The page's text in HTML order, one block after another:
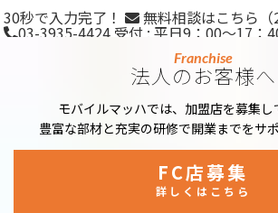
30秒で入力完了！
無料相談はこちら
03-3935-4424 受付 : 平日9：00～17：
Franchise
法人のお客様へ
モバイルマッハでは、加盟店を募集し
豊富な部材と充実の研修で開業までをサ
FC店募集
詳しくはこちら